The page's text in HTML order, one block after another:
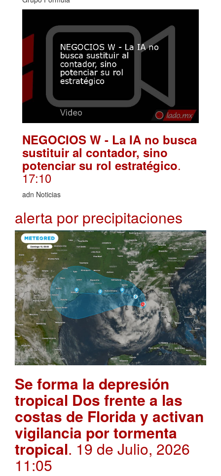
NEGOCIOS W - La IA no busca
sustituir al contador, sino
potenciar su rol estratégico.
17:10
adn Noticias
alerta por precipitaciones
Se forma la depresión
tropical Dos frente a las
costas de Florida y activan
vigilancia por tormenta
tropical. 19 de Julio, 2026
11:05